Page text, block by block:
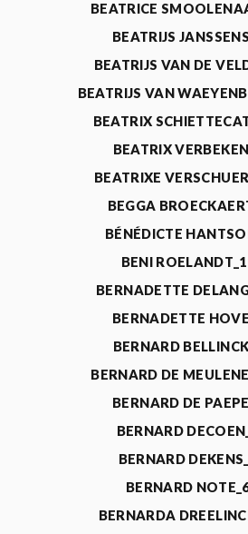
BEATRICE
BEATRIJS
BEATRIJS VAN DE
BEATRIJS VAN
BEATRIX
BEATRIX
BEATRIXE
BEGGA
BÉNÉDICTE
BENI
BERNADETTE
BERNADETTE
BERNARD
BERNARD DE
BERNARD DE
BERNARD
BERNARD
BERNARD
BERNARDA